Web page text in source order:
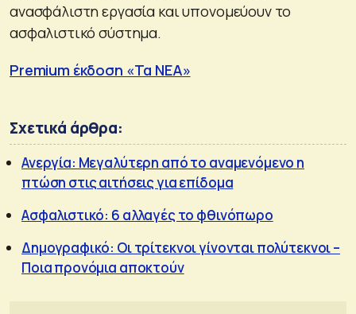
ανασφάλιστη εργασία και υπονομεύουν το
ασφαλιστικό σύστημα.
Premium έκδοση «Τα ΝΕΑ»
Σχετικά άρθρα:
Ανεργία: Μεγαλύτερη από το αναμενόμενο η
πτώση στις αιτήσεις για επίδομα
Ασφαλιστικό: 6 αλλαγές το φθινόπωρο
Δημογραφικό: Οι τρίτεκνοι γίνονται πολύτεκνοι –
Ποια προνόμια αποκτούν